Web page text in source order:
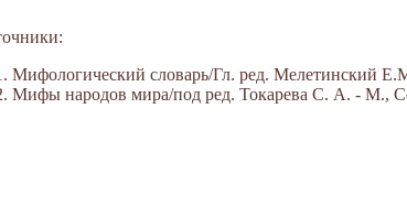
Мифологический словарь/Гл. ред. Мелетинский
Мифы народов мира/под ред. Токарева С. А. - М.,